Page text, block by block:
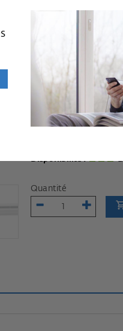
N° art.: L4210660-
CHF 130.43
Disponibilité :
Quantité